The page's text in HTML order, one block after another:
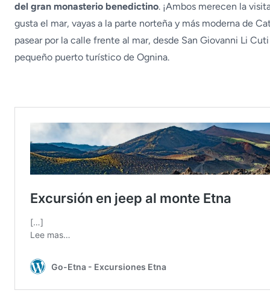
del gran monasterio benedictino. ¡Ambos merecen la
gusta el mar, vayas a la parte norteña y más moderna de
pasear por la calle frente al mar, desde San Giovanni Li
pequeño puerto turístico de Ognina.